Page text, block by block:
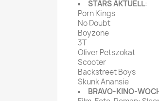
TAGES &
WOCHENZEITUNGEN
Bildzeitung
Frankfurter Allgemeine
STARS AKTUELL:
Porn Kings
No Doubt
Boyzone
3T
Oliver Petszokat
Scooter
Backstreet Boys
Skunk Anansie
BRAVO-KINO-